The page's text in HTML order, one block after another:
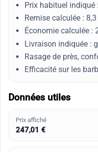
Prix habituel indiqué
Remise calculée : 8,3
Économie calculée :
Livraison indiquée :
Rasage de près,
Efficacité sur les
Données utiles
Prix affiché
247,01 €